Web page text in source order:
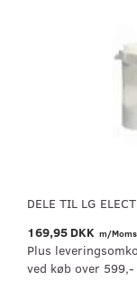
DELE TIL LG
169,95 DKK m/Moms
Plus
ved køb over 599,-